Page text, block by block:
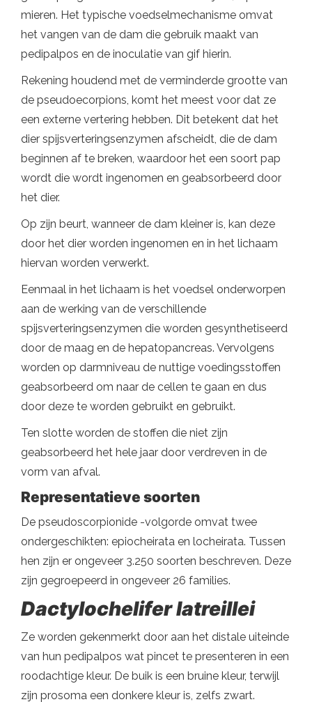
mieren. Het typische voedselmechanisme omvat
het vangen van de dam die gebruik maakt van
pedipalpos en de inoculatie van gif hierin.
Rekening houdend met de verminderde grootte van
de pseudoecorpions, komt het meest voor dat ze
een externe vertering hebben. Dit betekent dat het
dier spijsverteringsenzymen afscheidt, die de dam
beginnen af ​​te breken, waardoor het een soort pap
wordt die wordt ingenomen en geabsorbeerd door
het dier.
Op zijn beurt, wanneer de dam kleiner is, kan deze
door het dier worden ingenomen en in het lichaam
hiervan worden verwerkt.
Eenmaal in het lichaam is het voedsel onderworpen
aan de werking van de verschillende
spijsverteringsenzymen die worden gesynthetiseerd
door de maag en de hepatopancreas. Vervolgens
worden op darmniveau de nuttige voedingsstoffen
geabsorbeerd om naar de cellen te gaan en dus
door deze te worden gebruikt en gebruikt.
Ten slotte worden de stoffen die niet zijn
geabsorbeerd het hele jaar door verdreven in de
vorm van afval.
Representatieve soorten
De pseudoscorpionide -volgorde omvat twee
ondergeschikten: epiocheirata en locheirata. Tussen
hen zijn er ongeveer 3.250 soorten beschreven. Deze
zijn gegroepeerd in ongeveer 26 families.
Dactylochelifer latreillei
Ze worden gekenmerkt door aan het distale uiteinde
van hun pedipalpos wat pincet te presenteren in een
roodachtige kleur. De buik is een bruine kleur, terwijl
zijn prosoma een donkere kleur is, zelfs zwart.